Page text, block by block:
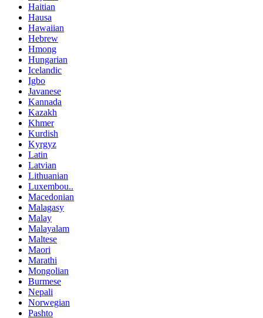
Haitian
Hausa
Hawaiian
Hebrew
Hmong
Hungarian
Icelandic
Igbo
Javanese
Kannada
Kazakh
Khmer
Kurdish
Kyrgyz
Latin
Latvian
Lithuanian
Luxembou..
Macedonian
Malagasy
Malay
Malayalam
Maltese
Maori
Marathi
Mongolian
Burmese
Nepali
Norwegian
Pashto